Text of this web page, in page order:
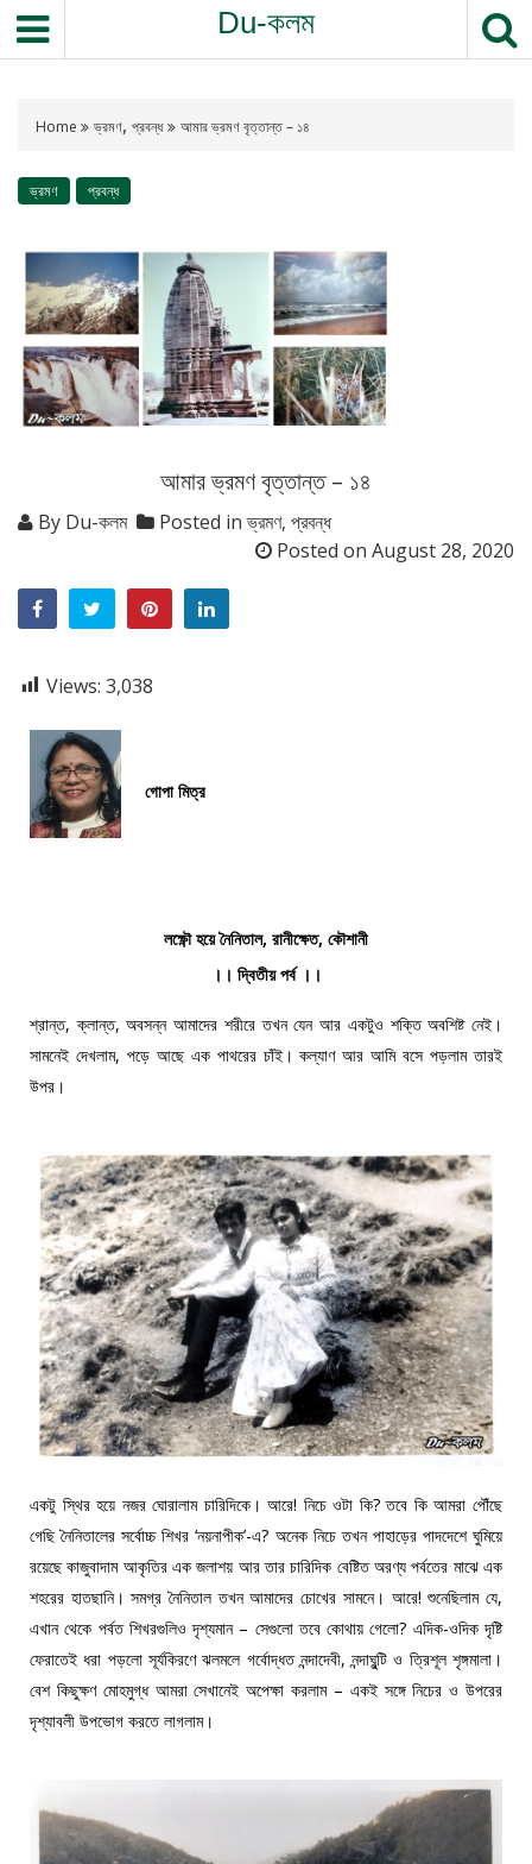
Du-কলম
Home ভ্রমণ, প্রবন্ধ আমার ভ্রমণ বৃত্তান্ত – ১৪
ভ্রমণ প্রবন্ধ
আমার ভ্রমণ বৃত্তান্ত – ১৪
By Du-কলম Posted inভ্রমণ, প্রবন্ধ
Posted on August 28, 2020
Views: 3,038
গোপা মিত্র
লক্ষ্ণৌ হয়ে নৈনিতাল, রানীক্ষেত, কৌশানী
।। দ্বিতীয় পর্ব ।।
শ্রান্ত, ক্লান্ত, অবসন্ন আমাদের শরীরে তখন যেন আর একটুও শক্তি অবশিষ্ট নেই।
সামনেই দেখলাম, পড়ে আছে এক পাথরের চাঁই। কল্যাণ আর আমি বসে পড়লাম তারই
উপর।
একটু স্থির হয়ে নজর ঘোরালাম চারিদিকে। আরে! নিচে ওটা কি? তবে কি আমরা পৌঁছে
গেছি নৈনিতালের সর্বোচ্চ শিখর ‘নয়নাপীক’-এ? অনেক নিচে তখন পাহাড়ের পাদদেশে ঘুমিয়ে
রয়েছে কাজুবাদাম আকৃতির এক জলাশয় আর তার চারিদিক বেষ্টিত অরণ্য পর্বতের মাঝে এক
শহরের হাতছানি। সমগ্র নৈনিতাল তখন আমাদের চোখের সামনে। আরে! শুনেছিলাম যে,
এখান থেকে পর্বত শিখরগুলিও দৃশ্যমান – সেগুলো তবে কোথায় গেলো? এদিক-ওদিক দৃষ্টি
ফেরাতেই ধরা পড়লো সূর্যকিরণে ঝলমলে গর্বোদ্ধত নন্দাদেবী, নন্দাঘুন্টি ও ত্রিশূল শৃঙ্গমালা।
বেশ কিছুক্ষণ মোহমুগ্ধ আমরা সেখানেই অপেক্ষা করলাম – একই সঙ্গে নিচের ও উপরের
দৃশ্যাবলী উপভোগ করতে লাগলাম।